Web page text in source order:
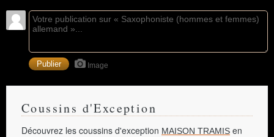
Image
Coussins d'Exception
Découvrez les coussins d'exception MAISON TRAMIS en